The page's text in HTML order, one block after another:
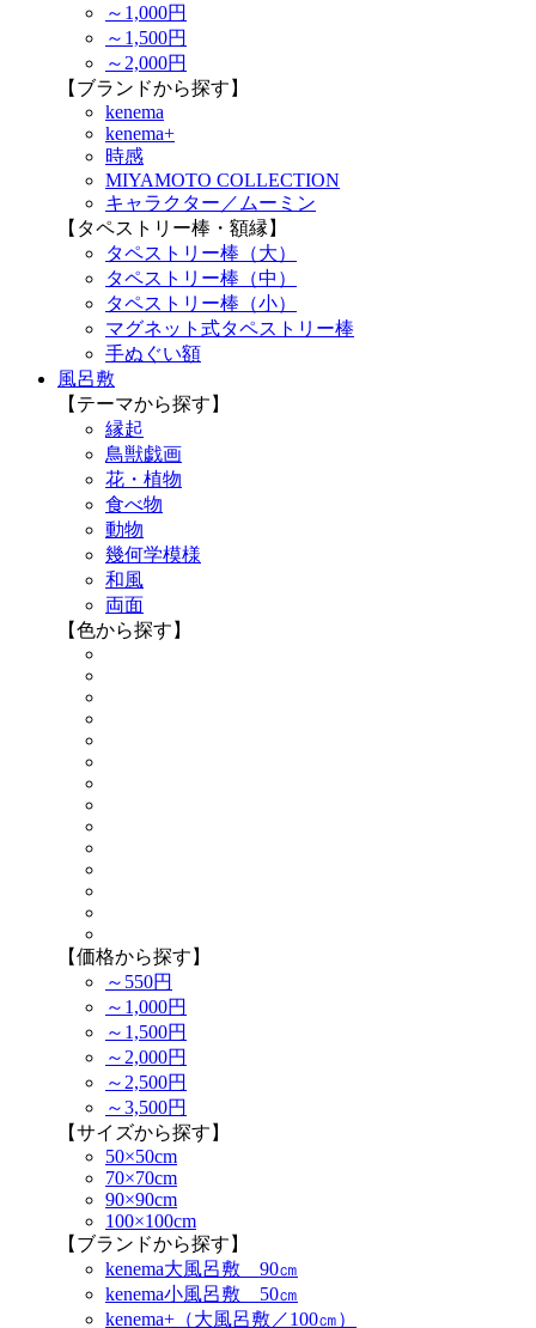
～1,000円
～1,500円
～2,000円
【ブランドから探す】
kenema
kenema+
時感
MIYAMOTO COLLECTION
キャラクター／ムーミン
【タペストリー棒・額縁】
タペストリー棒（大）
タペストリー棒（中）
タペストリー棒（小）
マグネット式タペストリー棒
手ぬぐい額
風呂敷
【テーマから探す】
縁起
鳥獣戯画
花・植物
食べ物
動物
幾何学模様
和風
両面
【色から探す】
【価格から探す】
～550円
～1,000円
～1,500円
～2,000円
～2,500円
～3,500円
【サイズから探す】
50×50cm
70×70cm
90×90cm
100×100cm
【ブランドから探す】
kenema大風呂敷 90㎝
kenema小風呂敷 50㎝
kenema+（大風呂敷／100㎝）